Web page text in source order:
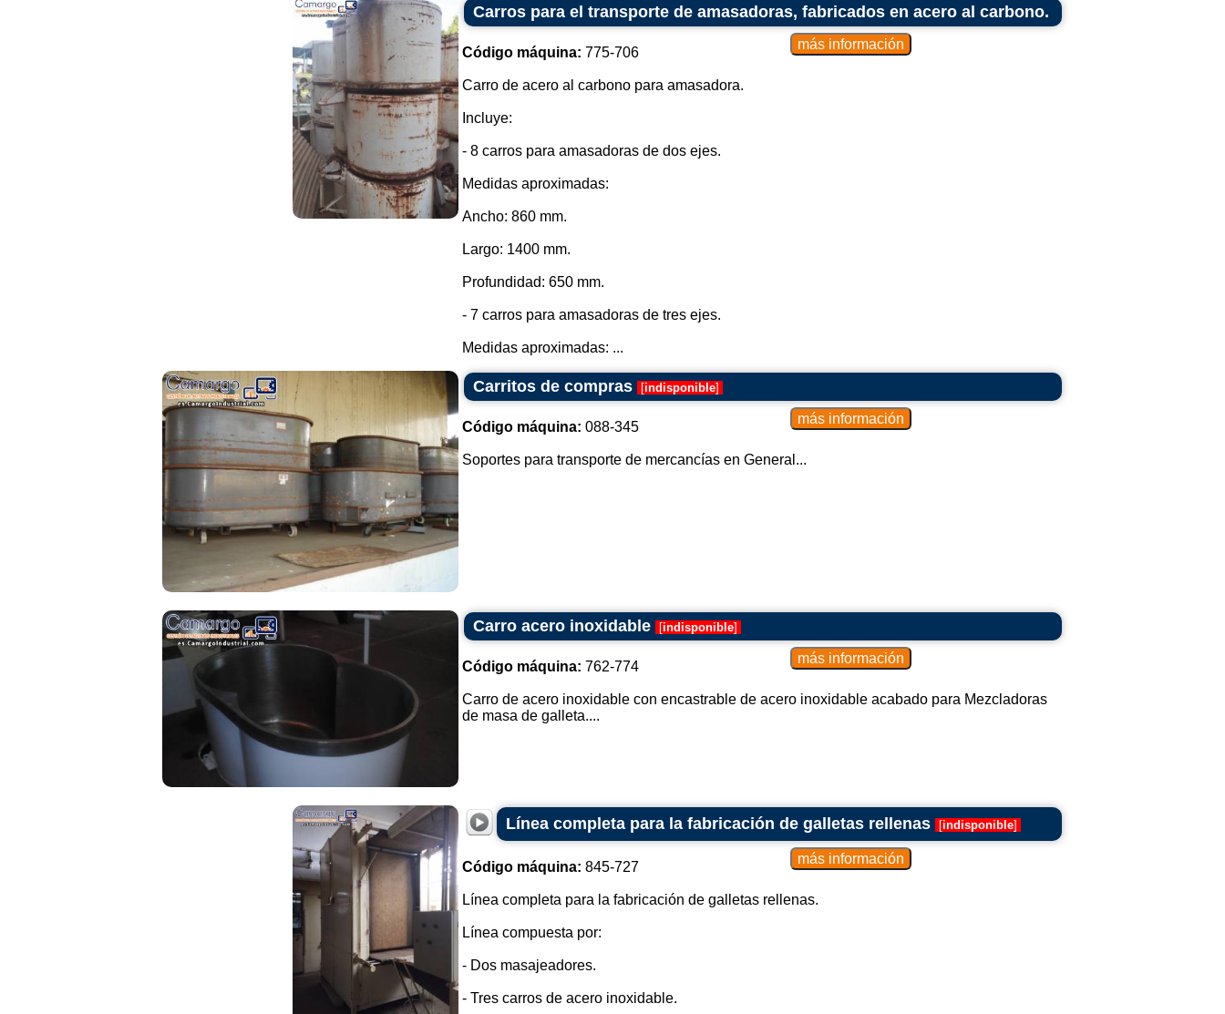
temporalmente porciones más pequeñas de masa o ingredientes.
Carro de transporte integrado:
Puede integrarse en sistemas de transporte automatizados en plantas de
producción a gran escala.
configuración de la línea de producción de pasta. Estos carros son piezas
fundamentales a la hora de optimizar el flujo de trabajo en entornos de
Carros para el transporte de amasadoras, fabricados en acero al carbono.
Código máquina: 775-706
Carro de acero al carbono para amasadora.
Incluye:
- 8 carros para amasadoras de dos ejes.
Medidas aproximadas:
Ancho: 860 mm.
Largo: 1400 mm.
Profundidad: 650 mm.
- 7 carros para amasadoras de tres ejes.
Medidas aproximadas: ...
Carritos de compras [indisponible]
Código máquina: 088-345
Soportes para transporte de mercancías en General...
Carro acero inoxidable [indisponible]
Código máquina: 762-774
Carro de acero inoxidable con encastrable de acero inoxidable acabado para Mezcladoras
de masa de galleta....
Línea completa para la fabricación de galletas rellenas [indisponible]
Código máquina: 845-727
Línea completa para la fabricación de galletas rellenas.
Línea compuesta por:
- Dos masajeadores.
- Tres carros de acero inoxidable.